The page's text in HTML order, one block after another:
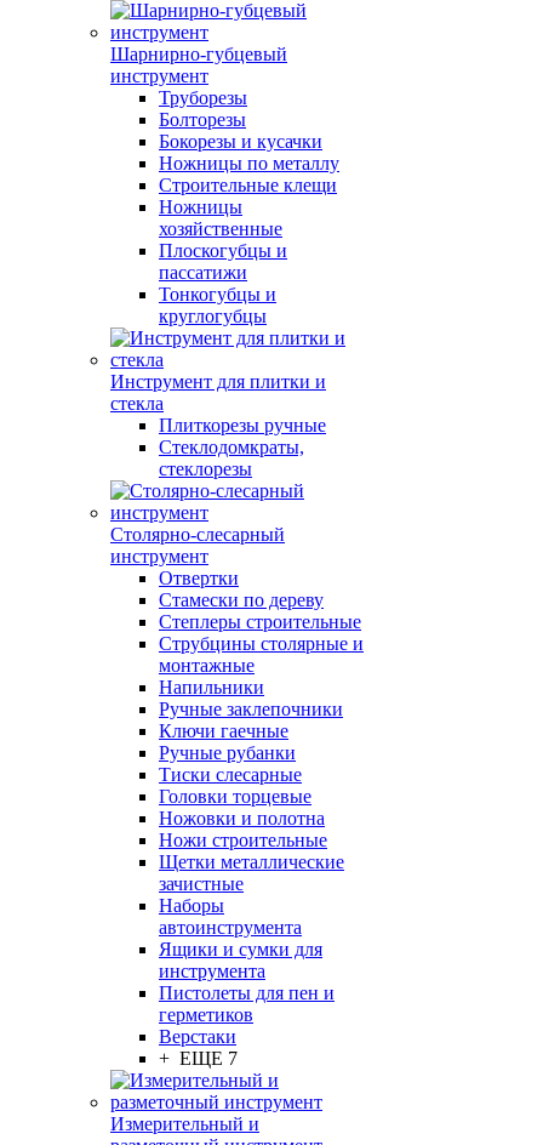
Шарнирно-губцевый
инструмент
Труборезы
Болторезы
Бокорезы и кусачки
Ножницы по металлу
Строительные клещи
Ножницы
хозяйственные
Плоскогубцы и
пассатижи
Тонкогубцы и
круглогубцы
Инструмент для плитки и
стекла
Плиткорезы ручные
Стеклодомкраты,
стеклорезы
Столярно-слесарный
инструмент
Отвертки
Стамески по дереву
Степлеры строительные
Струбцины столярные и
монтажные
Напильники
Ручные заклепочники
Ключи гаечные
Ручные рубанки
Тиски слесарные
Головки торцевые
Ножовки и полотна
Ножи строительные
Щетки металлические
зачистные
Наборы
автоинструмента
Ящики и сумки для
инструмента
Пистолеты для пен и
герметиков
Верстаки
+ ЕЩЕ 7
Измерительный и